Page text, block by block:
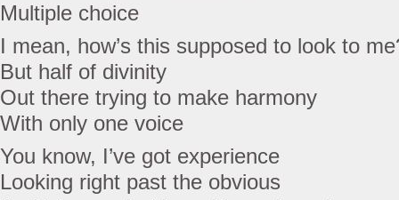
Multiple choice
I mean, how’s this supposed to look to
But half of divinity
Out there trying to make harmony
With only one voice
You know, I’ve got experience
Looking right past the obvious